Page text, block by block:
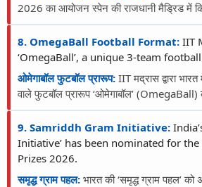
2026 का आयोजन स्पेन की राजधानी मैड्रिड में
8. OmegaBall Football Format: IIT
‘OmegaBall’, a unique 3-team
ओमेगाबॉल फुटबॉल प्रारूप: IIT मद्रास द्वारा
वाले फुटबॉल प्रारूप ‘ओमेगाबॉल’ (OmegaBall)
9. Samriddh Gram Initiative:
Initiative’ has been nominated for
Prizes 2026.
समृद्ध ग्राम पहल: भारत की ‘समृद्ध ग्राम पहल’ को